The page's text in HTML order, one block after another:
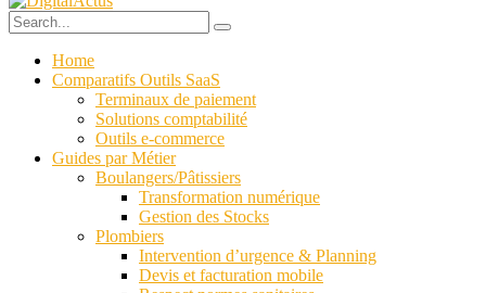
Home
Comparatifs Outils SaaS
Terminaux de paiement
Solutions comptabilité
Outils e-commerce
Guides par Métier
Boulangers/Pâtissiers
Transformation numérique
Gestion des Stocks
Plombiers
Intervention d’urgence & Planning
Devis et facturation mobile